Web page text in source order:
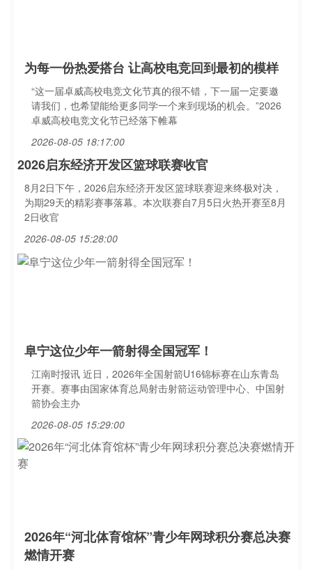
为每一份热爱搭台 让高校电竞回到最初的模样
“这一届卓威高校电竞文化节真的很不错，下一届一定要邀
请我们，也希望能给更多同学一个来到现场的机会。”2026
卓威高校电竞文化节已经落下帷幕
2026-08-05 18:17:00
2026启东经济开发区篮球联赛收官
8月2日下午，2026启东经济开发区篮球联赛迎来终极对决，
为期29天的精彩赛事落幕。本次联赛自7月5日火热开赛至8月
2日收官
2026-08-05 15:28:00
阜宁这位少年一箭射得全国冠军！
江南时报讯 近日，2026年全国射箭U16锦标赛在山东青岛
开赛。赛事由国家体育总局射击射箭运动管理中心、中国射
箭协会主办
2026-08-05 15:29:00
2026年“河北体育馆杯”青少年网球积分赛总决赛
燃情开赛